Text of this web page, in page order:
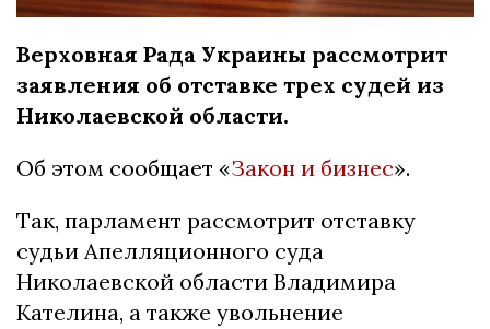
Верховная Рада Украины рассмотрит
заявления об отставке трех судей из
Николаевской области.
Об этом сообщает «Закон и бизнес».
Так, парламент рассмотрит отставку
судьи Апелляционного суда
Николаевской области Владимира
Кателина, а также увольнение